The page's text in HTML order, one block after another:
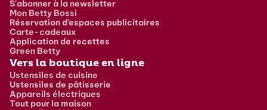
S'abonner à la newsletter
Mon Betty Bossi
Réservation d’espaces publicitaires
Carte-cadeaux
Application de recettes
Green Betty
Vers la boutique en ligne
Ustensiles de cuisine
Ustensiles de pâtisserie
Appareils électriques
Tout pour la maison